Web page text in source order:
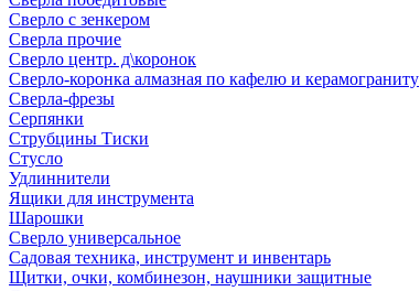
Сверло с зенкером
Сверла прочие
Сверло центр. д\коронок
Сверло-коронка алмазная по кафелю и керамограниту
Сверла-фрезы
Серпянки
Струбцины Тиски
Стусло
Удлиннители
Ящики для инструмента
Шарошки
Сверло универсальное
Садовая техника, инструмент и инвентарь
Щитки, очки, комбинезон, наушники защитные